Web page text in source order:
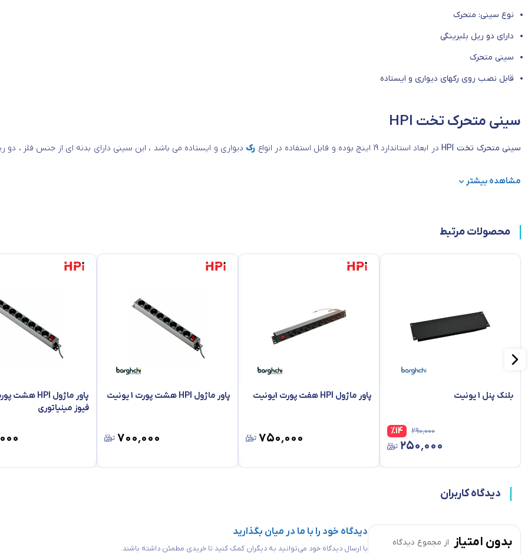
نوع سینی: متحرک
دارای دو ریل بلبرینگی
سینی متحرک
قابل نصب روی رکهای دیواری و ایستاده
سینی متحرک تخت HPI
سینی متحرک تخت HPI در ابعاد استاندارد 19 اینچ بوده و قابل استفاده در انواع رک دیواری و ایستاده می باشد ، این سینی دارای بدنه ای از جنس فلز ،
نصب نمایید ، ریل های موجود در طرفین سینی بلبرینگی می باشد و به راحتی به صورت کشویی باز و بسته می شوند.
بسته بندی این محصول به صورت نایلونی می باشد.
مشاهده بیشتر
محصولات مرتبط
بلنک پنل 1 یونیت
۲۹۰٬۰۰۰ %14
۲۵۰٬۰۰۰
پاور ماژول HPI هفت پورت 1یونیت
۷۵۰٬۰۰۰
پاور ماژول HPI هشت پورت 1 یونیت
۷۰۰٬۰۰۰
فیوز مینیاتوری
دیدگاه کاربران
بدون امتیاز از مجموع دیدگاه
دیدگاه خود را با ما در میان بگذارید
با ارسال دیدگاه خود می‌توانید به دیگران کمک کنید تا خریدی مطمئن داشته باشند.